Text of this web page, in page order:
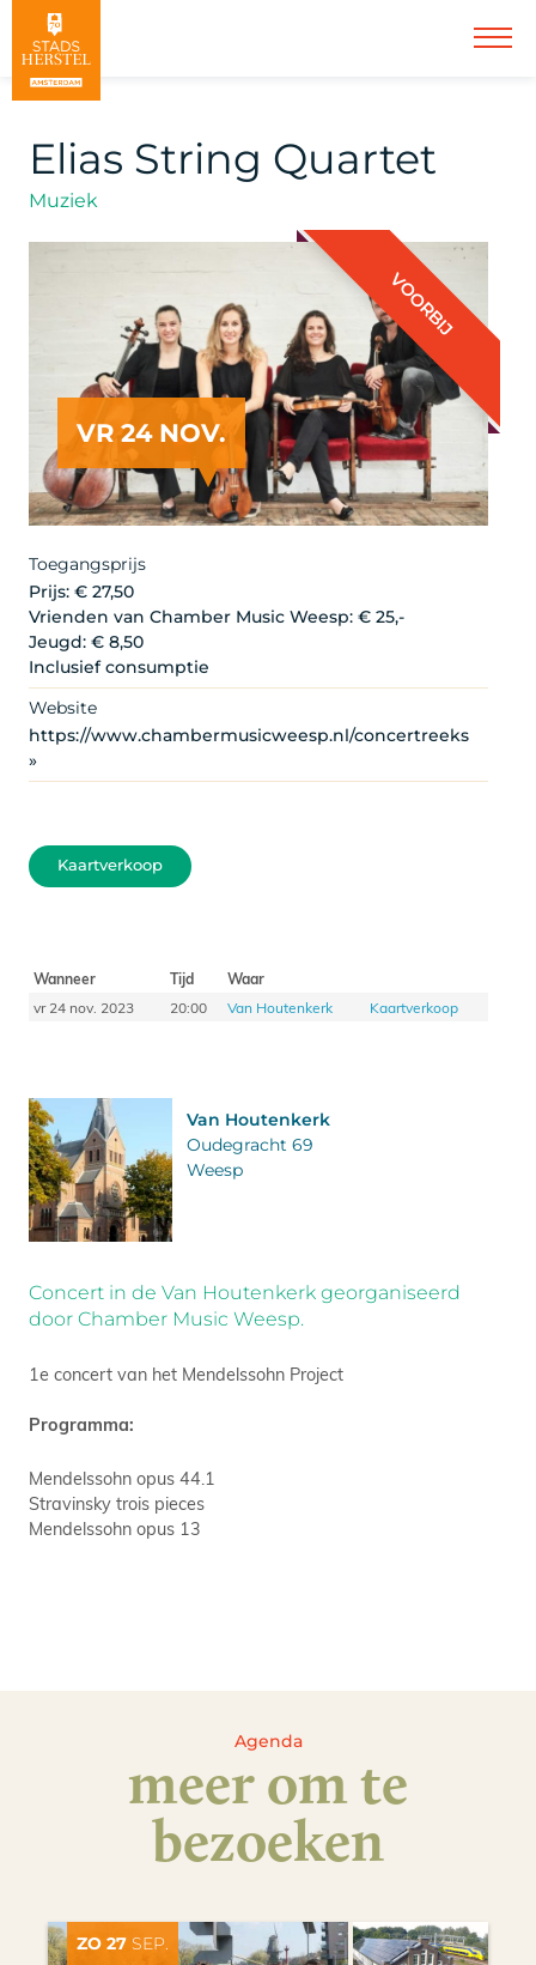
Elias String Quartet
Muziek
VR 24 NOV.
VOORBIJ
Toegangsprijs
Prijs: € 27,50
Vrienden van Chamber Music Weesp: € 25,-
Jeugd: € 8,50
Inclusief consumptie
Website
https://www.chambermusicweesp.nl/concertreeks
»
Kaartverkoop
Wanneer Tijd
Waar
vr 24 nov. 2023
20:00 Van Houtenkerk Kaartverkoop
Van Houtenkerk
Oudegracht 69
Weesp
Concert in de Van Houtenkerk georganiseerd
door Chamber Music Weesp.
1e concert van het Mendelssohn Project
Programma:
Mendelssohn opus 44.1
Stravinsky trois pieces
Mendelssohn opus 13
Agenda
meer om te
bezoeken
ZO 27 SEP.